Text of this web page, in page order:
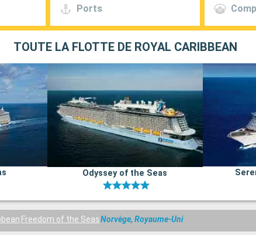
Ports
TOUTE LA FLOTTE DE ROYAL CARIBBEAN
Odyssey of the Seas
Freedom of the SeasNorvège, Royaume-Uni